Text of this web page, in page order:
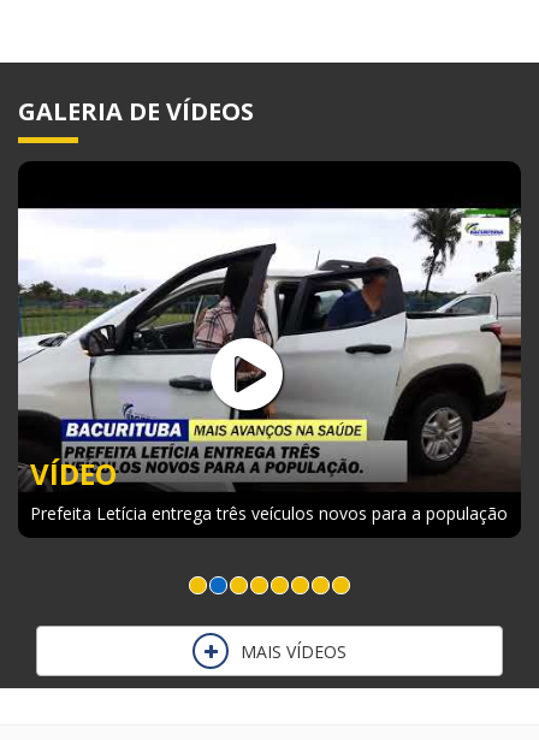
GALERIA DE VÍDEOS
VÍDEO
Prefeita Letícia entrega três veículos novos para a população
MAIS VÍDEOS